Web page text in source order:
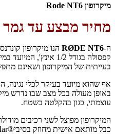
מיקרופון Rode NT6
מחיר מבצע עד
ה-RØDE NT6 הנו מיקרופון
קפסולה בגודל 1/2
בעייתית של המיקרופון ושאינם
אף שהוא מיועד בעיקר לכלי נגינה,
באופן מעולה בכל מצב שבו נדרש
עוצמתי, כגון בהקלטה בשטח.
המיקרופון מפוצל לשני רכיבים
כבל מותאם אישית מחוזק בסיבי